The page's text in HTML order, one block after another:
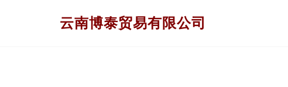
云南博泰贸易有限公司